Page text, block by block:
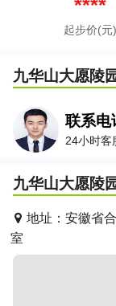
****
起步价(元)
九华山大愿陵
联系电
24小时客
九华山大愿陵
地址： 安徽省
室